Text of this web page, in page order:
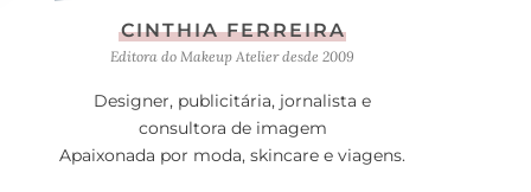
CINTHIA FERREIRA
Editora do Makeup Atelier desde 2009
Designer, publicitária, jornalista e
consultora de imagem
Apaixonada por moda, skincare e viagens.